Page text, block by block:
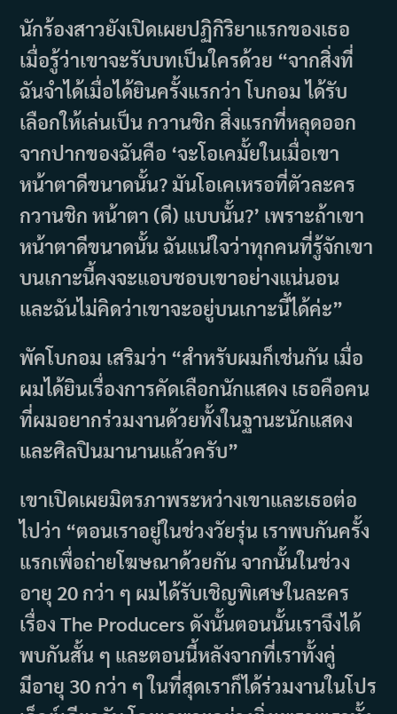
นักร้องสาวยังเปิดเผยปฏิกิริยาแรกของเธอ
เมื่อรู้ว่าเขาจะรับบทเป็นใครด้วย “จากสิ่งที่
ฉันจำได้เมื่อได้ยินครั้งแรกว่า โบกอม ได้รับ
เลือกให้เล่นเป็น กวานชิก สิ่งแรกที่หลุดออก
จากปากของฉันคือ ‘จะโอเคมั้ยในเมื่อเขา
หน้าตาดีขนาดนั้น? มันโอเคเหรอที่ตัวละคร
กวานชิก หน้าตา (ดี) แบบนั้น?’ เพราะถ้าเขา
หน้าตาดีขนาดนั้น ฉันแน่ใจว่าทุกคนที่รู้จักเขา
บนเกาะนี้คงจะแอบชอบเขาอย่างแน่นอน
และฉันไม่คิดว่าเขาจะอยู่บนเกาะนี้ได้ค่ะ”
พัคโบกอม เสริมว่า “สำหรับผมก็เช่นกัน เมื่อ
ผมได้ยินเรื่องการคัดเลือกนักแสดง เธอคือคน
ที่ผมอยากร่วมงานด้วยทั้งในฐานะนักแสดง
และศิลปินมานานแล้วครับ”
เขาเปิดเผยมิตรภาพระหว่างเขาและเธอต่อ
ไปว่า “ตอนเราอยู่ในช่วงวัยรุ่น เราพบกันครั้ง
แรกเพื่อถ่ายโฆษณาด้วยกัน จากนั้นในช่วง
อายุ 20 กว่า ๆ ผมได้รับเชิญพิเศษในละคร
เรื่อง The Producers ดังนั้นตอนนั้นเราจึงได้
พบกันสั้น ๆ และตอนนี้หลังจากที่เราทั้งคู่
มีอายุ 30 กว่า ๆ ในที่สุดเราก็ได้ร่วมงานในโปร